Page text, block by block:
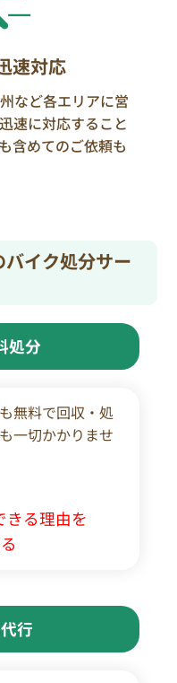
速対応
など各エリアに営
速に対応すること
含めてのご依頼も
イク処分サー
処分
無料で回収・処
一切かかりませ
きる理由を
行